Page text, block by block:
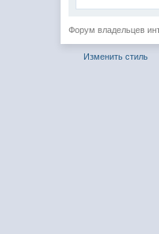
Форум владельцев
Изменить стиль